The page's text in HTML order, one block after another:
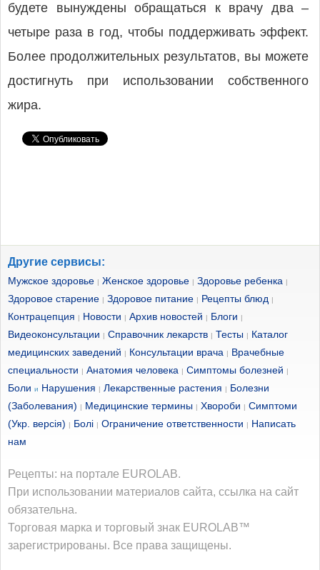
будете вынуждены обращаться к врачу два –
четыре раза в год, чтобы поддерживать эффект.
Более продолжительных результатов, вы можете
достигнуть при использовании собственного
жира.
Другие сервисы:
Мужское здоровье | Женское здоровье | Здоровье ребенка |
Здоровое старение | Здоровое питание | Рецепты блюд |
Контрацепция | Новости | Архив новостей | Блоги |
Видеоконсультации | Справочник лекарств | Тесты | Каталог
медицинских заведений | Консультации врача | Врачебные
специальности | Анатомия человека | Симптомы болезней |
Боли и Нарушения | Лекарственные растения | Болезни
(Заболевания) | Медицинские термины | Хвороби | Симптоми
(Укр. версія) | Болі | Ограничение ответственности | Написать
нам
Рецепты: на портале EUROLAB.
При использовании материалов сайта, ссылка на сайт
обязательна.
Торговая марка и торговый знак EUROLAB™
зарегистрированы. Все права защищены.